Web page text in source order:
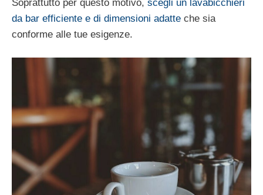
Soprattutto per questo motivo, scegli un lavabicchieri
da bar efficiente e di dimensioni adatte che sia
conforme alle tue esigenze.